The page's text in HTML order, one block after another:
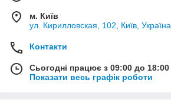
м. Київ
ул. Кирилловская, 102, Київ, Україна
Контакти
Сьогодні працює з 09:00 до 18:00
Показати весь графік роботи